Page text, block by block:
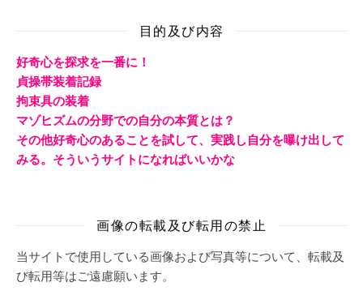
目的及び内容
好奇心を探求を一番に！
貞操帯装着記録
拘束具の装着
マゾヒズムの分野での自分の本質とは？
その他好奇心のあることを試して、実践し自分を曝け出して
みる。そういうサイトになればいいかな
画像の転載及び転用の禁止
当サイトで使用している画像および写真等について、転載及
び転用等はご遠慮願います。